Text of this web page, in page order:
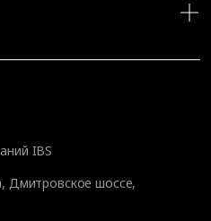
IBS
, Дмитровское шоссе,